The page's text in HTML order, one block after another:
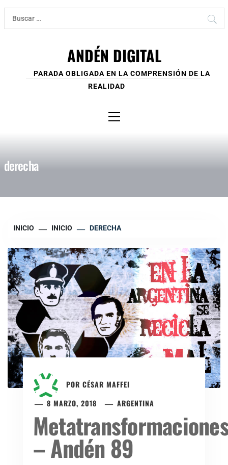
Ir
contenido
Buscar:
ANDÉN DIGITAL
PARADA OBLIGADA EN LA COMPRENSIÓN DE LA
REALIDAD
principal
derecha
INICIO INICIO DERECHA
POR CÉSAR MAFFEI
8 MARZO, 2018
ARGENTINA
– Andén 89